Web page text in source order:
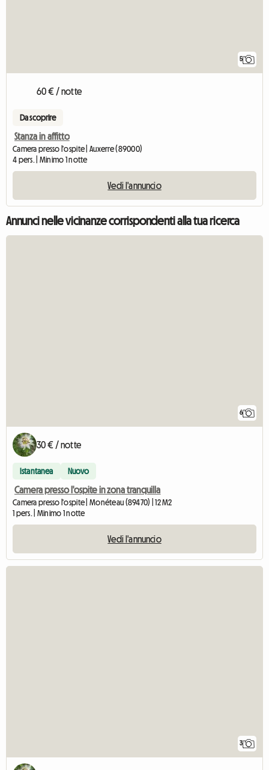
5
60 € / notte
Da scoprire
Stanza in affitto
Camera presso l'ospite | Auxerre (89000)
4 pers. | Minimo 1 notte
Vedi l'annuncio
Annunci nelle vicinanze corrispondenti alla tua ricerca
6
30 € / notte
Istantanea Nuovo
Camera presso l'ospite in zona tranquilla
Camera presso l'ospite | Monéteau (89470) | 12 M2
1 pers. | Minimo 1 notte
Vedi l'annuncio
3